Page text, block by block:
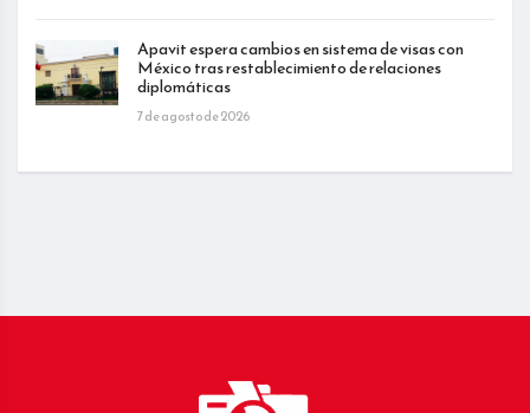
Apavit espera cambios en sistema de visas con
México tras restablecimiento de relaciones
diplomáticas
7 de agosto de 2026